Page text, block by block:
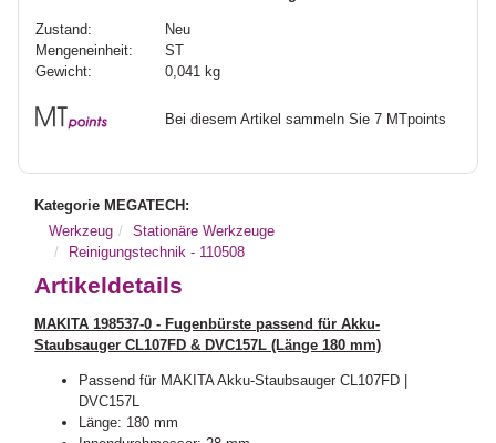
Zustand:
Neu
Mengeneinheit:
ST
Gewicht:
0,041 kg
Bei diesem Artikel sammeln Sie 7 MTpoints
Kategorie MEGATECH:
Werkzeug
Stationäre Werkzeuge
Reinigungstechnik - 110508
Artikeldetails
MAKITA 198537-0 - Fugenbürste passend für Akku-
Staubsauger CL107FD & DVC157L (Länge 180 mm)
Passend für MAKITA Akku-Staubsauger CL107FD |
DVC157L
Länge: 180 mm